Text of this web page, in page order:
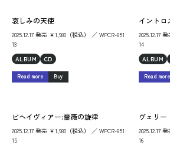
哀しみの天使
2025.12.17 発売 ￥1,980（税込） ／ WPCR-851
13
ALBUM
CD
Read more Buy
イントロ
2025.12.17
14
ALBUM
Read more
ビヘイヴィアー:薔薇の旋律
2025.12.17 発売 ￥1,980（税込） ／ WPCR-851
15
ヴェリー
2025.12.17
16